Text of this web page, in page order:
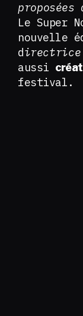
Le Super
nouvelle
directrice
aussi
festival.